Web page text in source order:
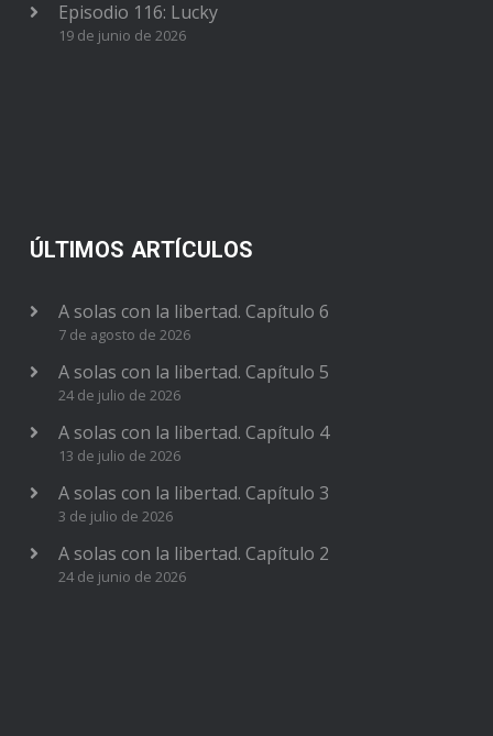
Episodio 116: Lucky
19 de junio de 2026
ÚLTIMOS ARTÍCULOS
A solas con la libertad. Capítulo 6
7 de agosto de 2026
A solas con la libertad. Capítulo 5
24 de julio de 2026
A solas con la libertad. Capítulo 4
13 de julio de 2026
A solas con la libertad. Capítulo 3
3 de julio de 2026
A solas con la libertad. Capítulo 2
24 de junio de 2026